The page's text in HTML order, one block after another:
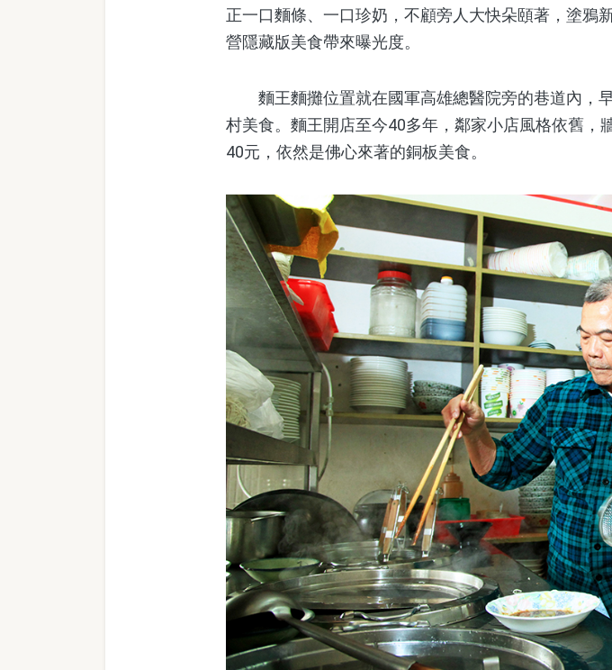
正一口麵條、一口珍奶，不顧旁人大快朵頤著，塗鴉
營隱藏版美食帶來曝光度。
麵王麵攤位置就在國軍高雄總醫院旁的巷道內，
村美食。麵王開店至今40多年，鄰家小店風格依舊
40元，依然是佛心來著的銅板美食。